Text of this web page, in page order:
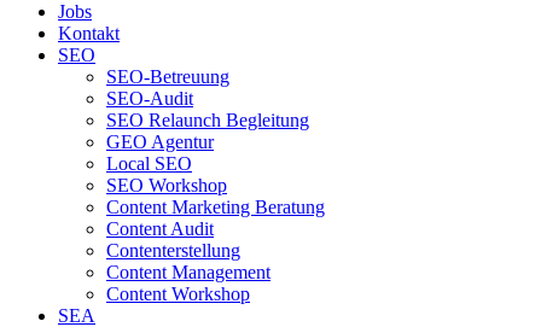
Jobs
Kontakt
SEO
SEO-Betreuung
SEO-Audit
SEO Relaunch Begleitung
GEO Agentur
Local SEO
SEO Workshop
Content Marketing Beratung
Content Audit
Contenterstellung
Content Management
Content Workshop
SEA